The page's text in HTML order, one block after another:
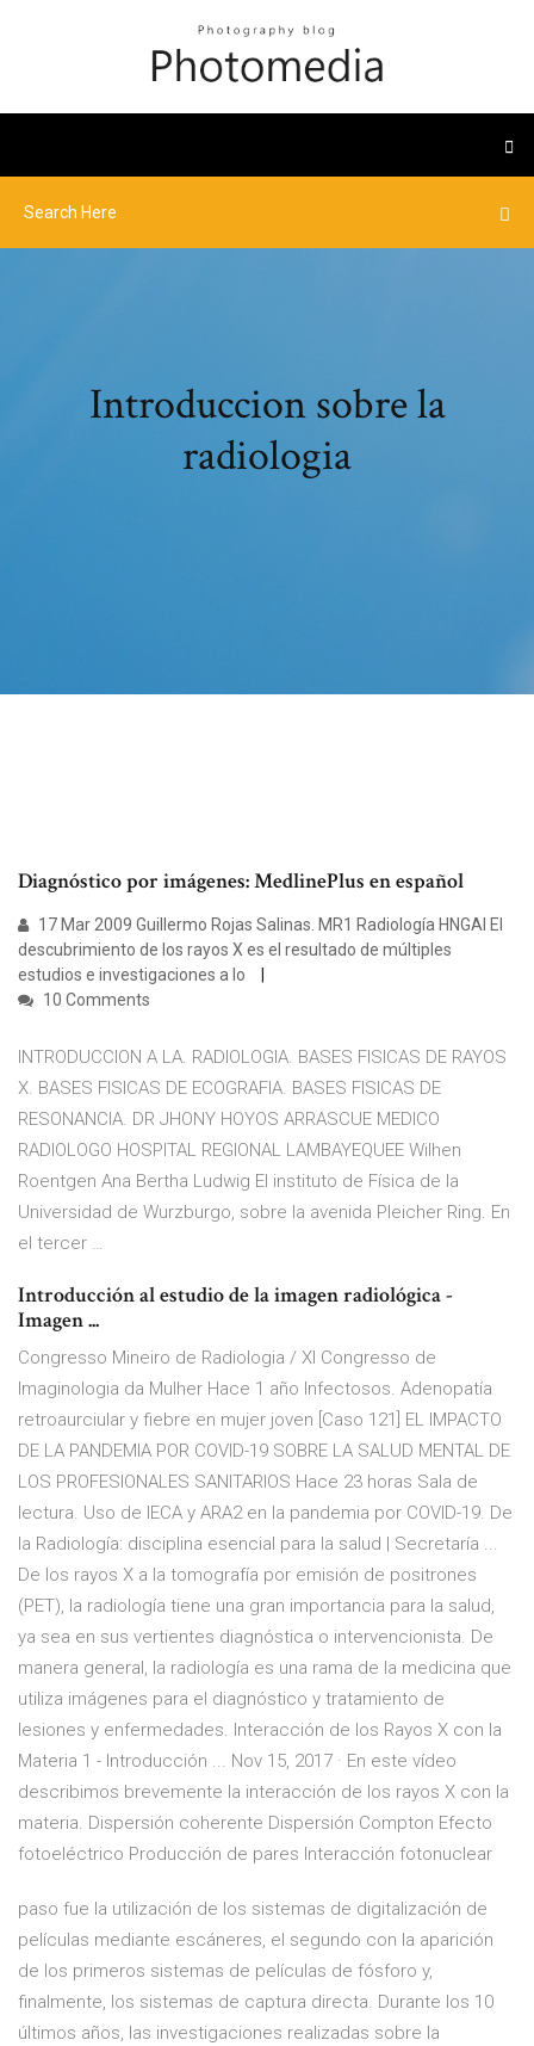
Introduccion sobre la
radiologia
Diagnóstico por imágenes: MedlinePlus en español
17 Mar 2009 Guillermo Rojas Salinas. MR1 Radiología HNGAI El
descubrimiento de los rayos X es el resultado de múltiples
estudios e investigaciones a lo
10 Comments
INTRODUCCION A LA. RADIOLOGIA. BASES FISICAS DE RAYOS
X. BASES FISICAS DE ECOGRAFIA. BASES FISICAS DE
RESONANCIA. DR JHONY HOYOS ARRASCUE MEDICO
RADIOLOGO HOSPITAL REGIONAL LAMBAYEQUEE Wilhen
Roentgen Ana Bertha Ludwig El instituto de Física de la
Universidad de Wurzburgo, sobre la avenida Pleicher Ring. En
el tercer …
Introducción al estudio de la imagen radiológica -
Imagen ...
Congresso Mineiro de Radiologia / XI Congresso de
Imaginologia da Mulher Hace 1 año Infectosos. Adenopatía
retroaurciular y fiebre en mujer joven [Caso 121] EL IMPACTO
DE LA PANDEMIA POR COVID-19 SOBRE LA SALUD MENTAL DE
LOS PROFESIONALES SANITARIOS Hace 23 horas Sala de
lectura. Uso de IECA y ARA2 en la pandemia por COVID-19. De
la Radiología: disciplina esencial para la salud | Secretaría ...
De los rayos X a la tomografía por emisión de positrones
(PET), la radiología tiene una gran importancia para la salud,
ya sea en sus vertientes diagnóstica o intervencionista. De
manera general, la radiología es una rama de la medicina que
utiliza imágenes para el diagnóstico y tratamiento de
lesiones y enfermedades. Interacción de los Rayos X con la
Materia 1 - Introducción ... Nov 15, 2017 · En este vídeo
describimos brevemente la interacción de los rayos X con la
materia. Dispersión coherente Dispersión Compton Efecto
fotoeléctrico Producción de pares Interacción fotonuclear
paso fue la utilización de los sistemas de digitalización de
películas mediante escáneres, el segundo con la aparición
de los primeros sistemas de películas de fósforo y,
finalmente, los sistemas de captura directa. Durante los 10
últimos años, las investigaciones realizadas sobre la